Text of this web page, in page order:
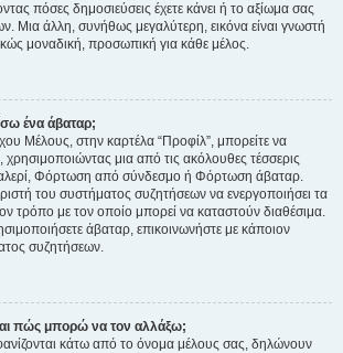
πόσες δημοσιεύσεις έχετε κάνει ή το αξίωμα σας
Μια άλλη, συνήθως μεγαλύτερη, εικόνα είναι γνωστή
μοναδική, προσωπική για κάθε μέλος.
ένα άβαταρ;
Μέλους, στην καρτέλα “Προφίλ”, μπορείτε να
μια από τις ακόλουθες τέσσερις
Φόρτωση από σύνδεσμο ή Φόρτωση άβαταρ.
του συστήματος συζητήσεων να ενεργοποιήσει τα
τρόπο με τον οποίο μπορεί να καταστούν διαθέσιμα.
άβαταρ, επικοινωνήστε με κάποιον
συζητήσεων.
πώς μπορώ να τον αλλάξω;
κάτω από το όνομα μέλους σας, δηλώνουν